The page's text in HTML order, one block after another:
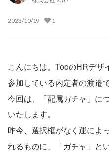
2023/10/19 1
こんにちは。TooのHRデザ
参加している内定者の渡邉
今回は、「配属ガチャ」に
いたします。
昨今、選択権がなく運によ
れるものに、「ガチャ」と